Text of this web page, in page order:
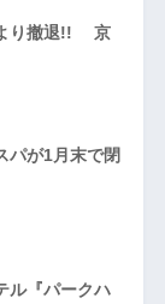
より撤退!! 京
パが1月末で閉
ル『パークハ